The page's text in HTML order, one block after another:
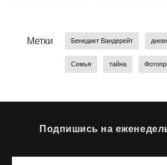
Метки Бенедикт Вандерейт
Семья тайна
Подпишись на